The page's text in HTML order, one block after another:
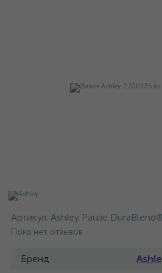
Артикул: Ashley Paulie
Пока нет отзывов
Бренд